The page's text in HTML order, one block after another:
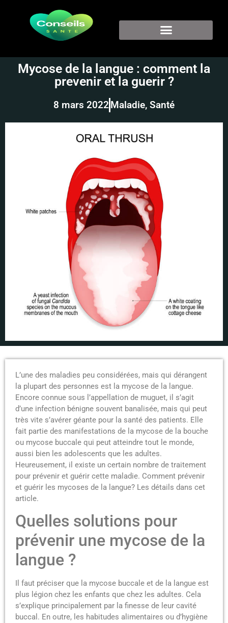
Mycose de la langue : comment la
prevenir et la guerir ?
8 mars 2022Maladie, Santé
L’une des maladies peu considérées, mais qui dérangent
la plupart des personnes est la mycose de la langue.
Encore connue sous l’appellation de muguet, il s’agit
d’une infection bénigne souvent banalisée, mais qui peut
très vite s’avérer géante pour la santé des patients. Elle
fait partie des manifestations de la mycose de la bouche
ou mycose buccale qui peut atteindre tout le monde,
aussi bien les adolescents que les adultes.
Heureusement, il existe un certain nombre de traitement
pour prévenir et guérir cette maladie. Comment prévenir
et guérir les mycoses de la langue? Les détails dans cet
article.
Quelles solutions pour
prévenir une mycose de la
langue ?
Il faut préciser que la mycose buccale et de la langue est
plus légion chez les enfants que chez les adultes. Cela
s’explique principalement par la finesse de leur cavité
buccal. En outre, les habitudes alimentaires ou d’hygiène